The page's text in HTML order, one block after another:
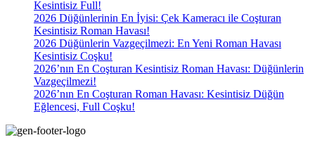
Kesintisiz Full!
2026 Düğünlerinin En İyisi: Çek Kameracı ile Coşturan
Kesintisiz Roman Havası!
2026 Düğünlerin Vazgeçilmezi: En Yeni Roman Havası
Kesintisiz Coşku!
2026’nın En Coşturan Kesintisiz Roman Havası: Düğünlerin
Vazgeçilmezi!
2026’nın En Coşturan Roman Havası: Kesintisiz Düğün
Eğlencesi, Full Coşku!